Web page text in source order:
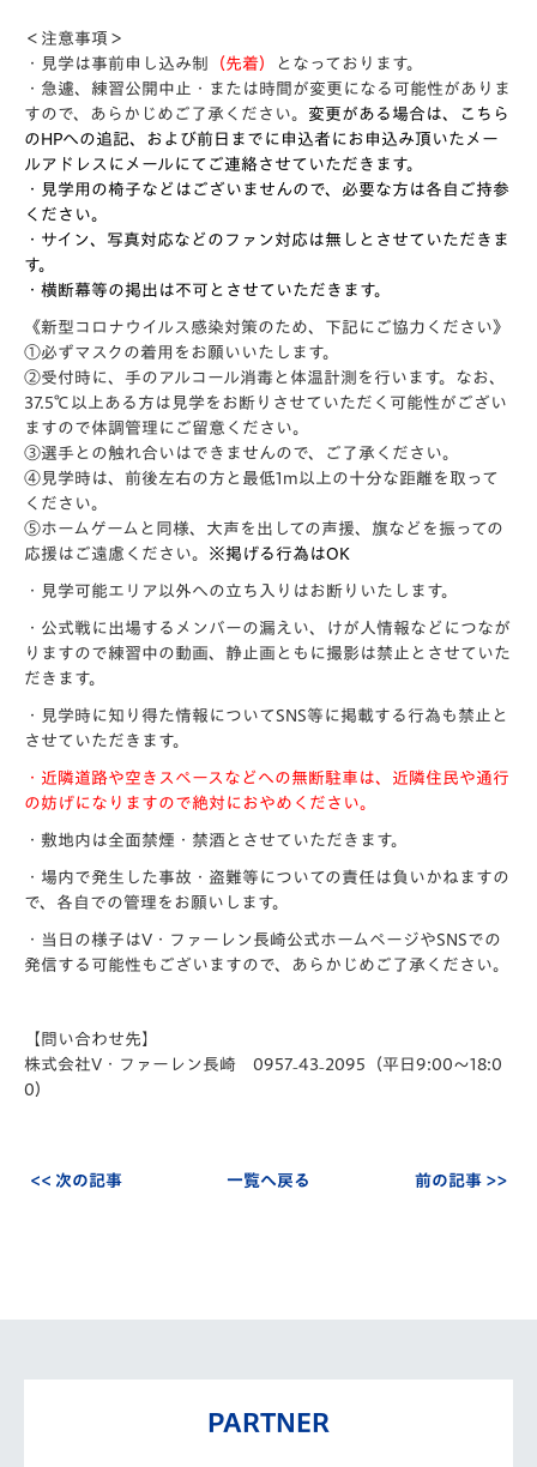
＜注意事項＞
・見学は事前申し込み制
（先着）
となっております。
・急遽、練習公開中止・ または時間が変更になる可能性がありま
すので、あらかじめご了承ください。 変更がある場合は、こちら
のHPへの追記、および前日までに申込者にお申込み頂いたメー
ルアドレスにメールにてご連絡させていただきます。
・見学用の椅子などはございませんので、必要な方は各自ご持参
ください。
・サイン、写真対応などのファン対応は無しとさせていただきま
す。
・横断幕等の掲出は不可とさせていただきます。
《新型コロナウイルス感染対策のため、下記にご協力ください》
①必ずマスクの着用をお願いいたします。
②受付時に、手のアルコール消毒と体温計測を行います。なお、
37.5℃以上ある方は見学をお断りさせていただく可能性がござい
ますので体調管理にご留意ください。
③選手との触れ合いはできませんので、ご了承ください。
④見学時は、前後左右の方と最低1m以上の十分な距離を取って
ください。
⑤ホームゲームと同様、大声を出しての声援、旗などを振っての
応援はご遠慮ください。 ※掲げる行為はOK
・見学可能エリア以外への立ち入りはお断りいたします。
・公式戦に出場するメンバーの漏えい、けが人情報などにつなが
りますので練習中の動画、静止画ともに撮影は禁止とさせていた
だきます。
・見学時に知り得た情報についてSNS等に掲載する行為も禁止と
させていただきます。
・近隣道路や空きスペースなどへの無断駐車は、近隣住民や通行
の妨げになりますので絶対におやめください。
・敷地内は全面禁煙・禁酒とさせていただきます。
・場内で発生した事故・盗難等についての責任は負いかねますの
で、各自での管理をお願いします。
・当日の様子はV・ファーレン長崎公式ホームページやSNSでの
発信する可能性もございますので、あらかじめご了承ください。
【問い合わせ先】
株式会社V・ファーレン長崎 0957₋43₋2095（平日9:00～18:0
0）
<< 次の記事 一覧へ戻る 前の記事 >>
PARTNER